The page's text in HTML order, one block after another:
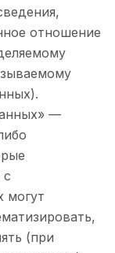
отношение
—
могут
(при